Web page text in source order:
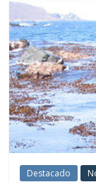
Destacado